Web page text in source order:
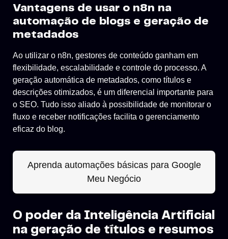
Vantagens de usar o n8n na
automação de blogs e geração de
metadados
Ao utilizar o n8n, gestores de conteúdo ganham em
flexibilidade, escalabilidade e controle do processo. A
geração automática de metadados, como títulos e
descrições otimizados, é um diferencial importante para
o SEO. Tudo isso aliado à possibilidade de monitorar o
fluxo e receber notificações facilita o gerenciamento
eficaz do blog.
Aprenda automações básicas para Google
Meu Negócio
O poder da Inteligência Artificial
na geração de títulos e resumos